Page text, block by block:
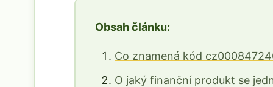
Obsah článku:
Co znamená kód
O jaký finanční produkt se